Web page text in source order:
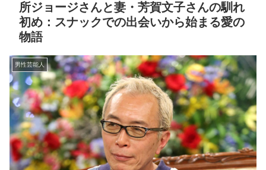
所ジョージさんと妻・芳賀文子さんの馴れ
初め：スナックでの出会いから始まる愛の
物語
男性芸能人